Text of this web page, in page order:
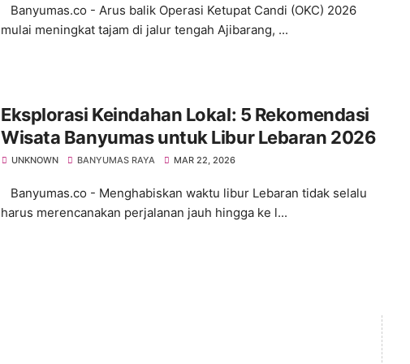
Banyumas.co - Arus balik Operasi Ketupat Candi (OKC) 2026
mulai meningkat tajam di jalur tengah Ajibarang, ...
Eksplorasi Keindahan Lokal: 5 Rekomendasi
Wisata Banyumas untuk Libur Lebaran 2026
UNKNOWN BANYUMAS RAYA MAR 22, 2026
Banyumas.co - ​Menghabiskan waktu libur Lebaran tidak selalu
harus merencanakan perjalanan jauh hingga ke l...